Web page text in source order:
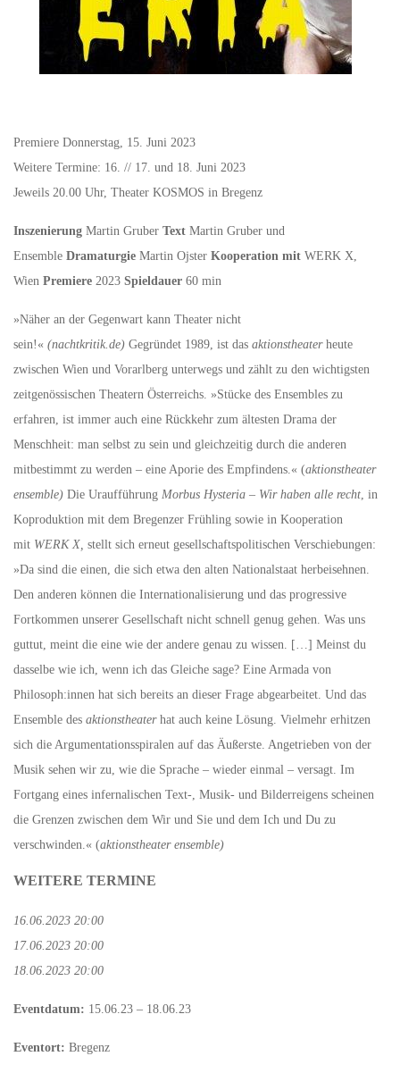
Premiere Donnerstag, 15. Juni 2023
Weitere Termine: 16. // 17. und 18. Juni 2023
Jeweils 20.00 Uhr, Theater KOSMOS in Bregenz
Inszenierung Martin Gruber Text Martin Gruber und
Ensemble Dramaturgie Martin Ojster Kooperation mit WERK X,
Wien Premiere 2023 Spieldauer 60 min
»Näher an der Gegenwart kann Theater nicht
sein!« (nachtkritik.de) Gegründet 1989, ist das aktionstheaterheute
zwischen Wien und Vorarlberg unterwegs und zählt zu den wichtigsten
zeitgenössischen Theatern Österreichs. »Stücke des Ensembles zu
erfahren, ist immer auch eine Rückkehr zum ältesten Drama der
Menschheit: man selbst zu sein und gleichzeitig durch die anderen
mitbestimmt zu werden – eine Aporie des Empfindens.« (aktionstheater
ensemble) Die Uraufführung Morbus Hysteria – Wir haben alle recht, in
Koproduktion mit dem Bregenzer Frühling sowie in Kooperation
mit WERK X, stellt sich erneut gesellschaftspolitischen Verschiebungen:
»Da sind die einen, die sich etwa den alten Nationalstaat herbeisehnen.
Den anderen können die Internationalisierung und das progressive
Fortkommen unserer Gesellschaft nicht schnell genug gehen. Was uns
guttut, meint die eine wie der andere genau zu wissen. […] Meinst du
dasselbe wie ich, wenn ich das Gleiche sage? Eine Armada von
Philosoph:innen hat sich bereits an dieser Frage abgearbeitet. Und das
Ensemble des aktionstheaterhat auch keine Lösung. Vielmehr erhitzen
sich die Argumentationsspiralen auf das Äußerste. Angetrieben von der
Musik sehen wir zu, wie die Sprache – wieder einmal – versagt. Im
Fortgang eines infernalischen Text-, Musik- und Bilderreigens scheinen
die Grenzen zwischen dem Wir und Sie und dem Ich und Du zu
verschwinden.« (aktionstheater ensemble)
WEITERE TERMINE
16.06.2023 20:00
17.06.2023 20:00
18.06.2023 20:00
Eventdatum: 15.06.23 – 18.06.23
Eventort: Bregenz